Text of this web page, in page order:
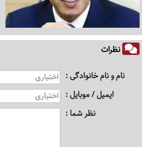
نظرات
نام و نام خانوادگی
ایمیل / موبایل
نظر شما